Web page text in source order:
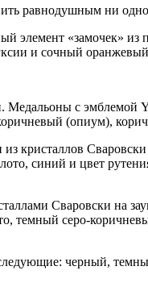
равнодушным ни
элемент «замочек» из
и сочный
с эмблемой
(опиум),
кристаллов
синий и цвет
Сваровски на
темный серо-
черный,